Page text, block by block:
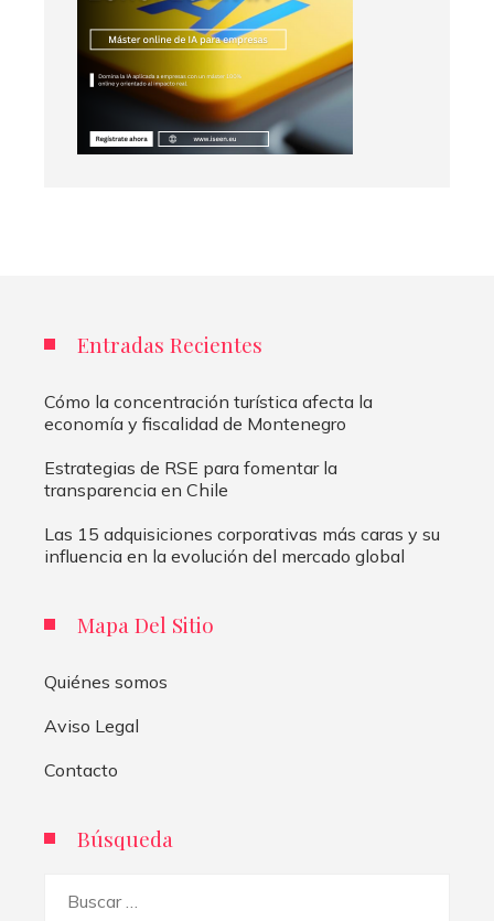
Entradas Recientes
Cómo la concentración turística afecta la
economía y fiscalidad de Montenegro
Estrategias de RSE para fomentar la
transparencia en Chile
Las 15 adquisiciones corporativas más caras y su
influencia en la evolución del mercado global
Mapa Del Sitio
Quiénes somos
Aviso Legal
Contacto
Búsqueda